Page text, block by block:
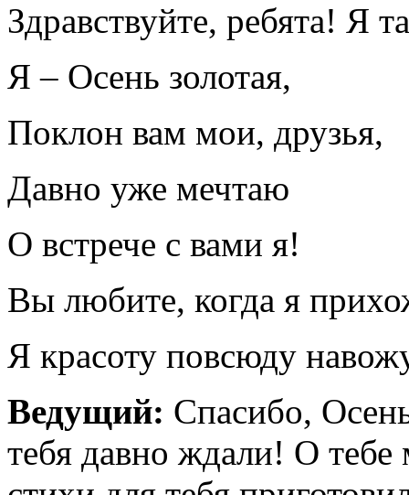
Здравствуйте, ребята! Я
Я – Осень золотая,
Поклон вам мои, друзья,
Давно уже мечтаю
О встрече с вами я!
Вы любите, когда я
Я красоту повсюду
Ведущий: Спасибо,
тебя давно ждали! О